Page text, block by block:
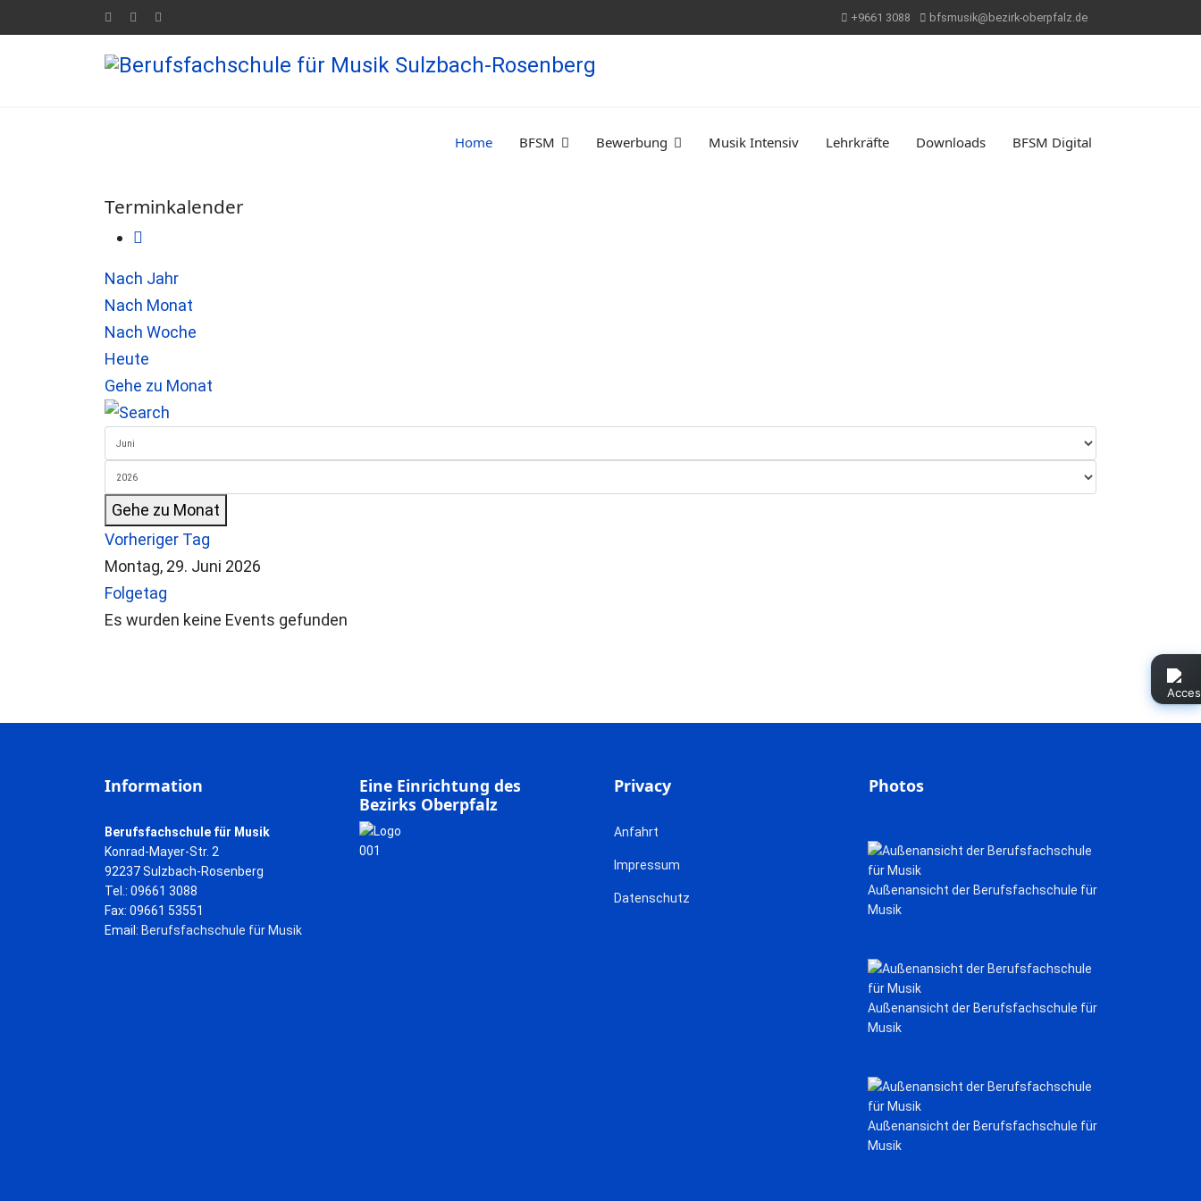
+9661 3088 bfsmusik@bezirk-oberpfalz.de
Home BFSM Bewerbung Musik Intensiv Lehrkräfte Downloads BFSM Digital
Terminkalender
Nach Jahr
Nach Monat
Nach Woche
Heute
Gehe zu Monat
Gehe zu Monat
Vorheriger Tag
Montag, 29. Juni 2026
Folgetag
Es wurden keine Events gefunden
Information
Berufsfachschule für Musik
Konrad-Mayer-Str. 2
92237 Sulzbach-Rosenberg
Tel.: 09661 3088
Fax: 09661 53551
Email: Berufsfachschule für Musik
Eine Einrichtung des
Bezirks Oberpfalz
Privacy
Anfahrt
Impressum
Datenschutz
Photos
Außenansicht der Berufsfachschule für
Musik
Außenansicht der Berufsfachschule für
Musik
Außenansicht der Berufsfachschule für
Musik